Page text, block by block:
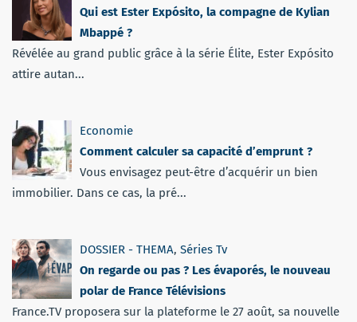
Qui est Ester Expósito, la compagne de Kylian
Mbappé ?
Révélée au grand public grâce à la série Élite, Ester Expósito
attire autan...
Economie
Comment calculer sa capacité d’emprunt ?
Vous envisagez peut-être d’acquérir un bien
immobilier. Dans ce cas, la pré...
DOSSIER - THEMA, Séries Tv
On regarde ou pas ? Les évaporés, le nouveau
polar de France Télévisions
France.TV proposera sur la plateforme le 27 août, sa nouvelle